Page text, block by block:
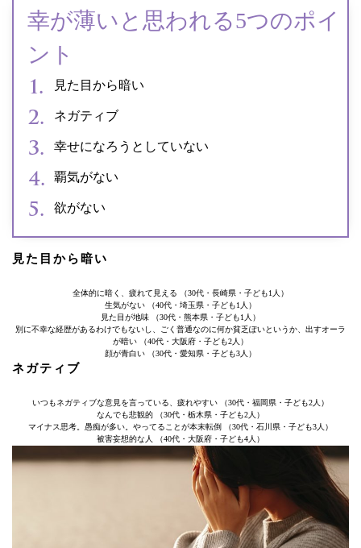
幸が薄いと思われる5つのポイ
ント
見た目から暗い
ネガティブ
幸せになろうとしていない
覇気がない
欲がない
見た目から暗い
全体的に暗く、疲れて見える （30代・長崎県・子ども1人）
生気がない （40代・埼玉県・子ども1人）
見た目が地味 （30代・熊本県・子ども1人）
別に不幸な経歴があるわけでもないし、ごく普通なのに何か貧乏ぽいというか、出すオーラ
が暗い （40代・大阪府・子ども2人）
顔が青白い （30代・愛知県・子ども3人）
ネガティブ
いつもネガティブな意見を言っている、疲れやすい （30代・福岡県・子ども2人）
なんでも悲観的 （30代・栃木県・子ども2人）
マイナス思考。愚痴が多い。やってることが本末転倒 （30代・石川県・子ども3人）
被害妄想的な人 （40代・大阪府・子ども4人）